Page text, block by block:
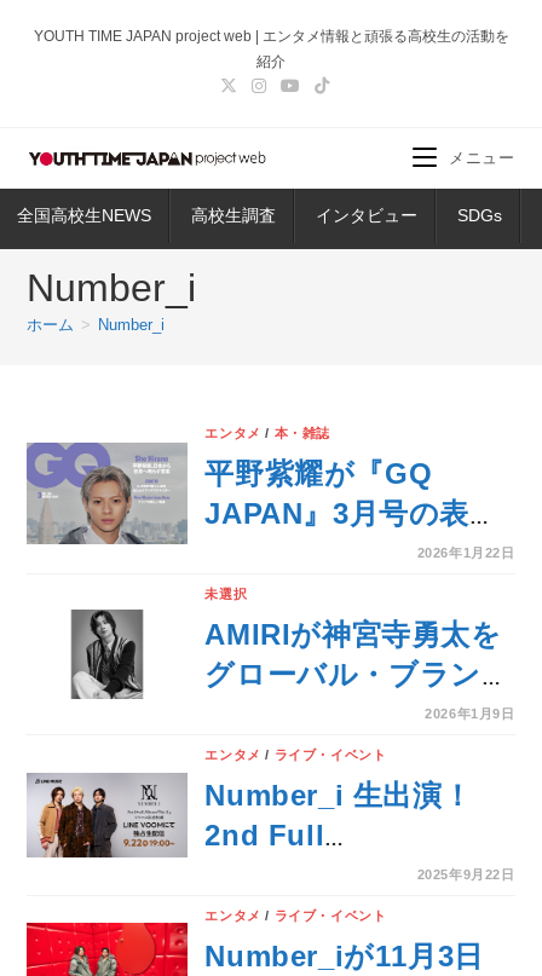
ス
ッ
YOUTH TIME JAPAN project web | エンタメ情報と頑張る高校生の活動を
紹介
全国高校生NEWS 高校生調査 インタビュー SDGs
メニュー
Number_i
ホーム > Number_i
エンタメ / 本・雑誌
平野紫耀が『GQ
JAPAN』3月号の表紙
2026年1月22日
未選択
AMIRIが神宮寺勇太を
グローバル・ブランド
アンバサダーに起用！
2026年1月9日
エンタメ / ライブ・イベント
Number_i 生出演！
2nd Full
Album『No.Ⅱ 』リリ
ース記念特番、本日9
月22日（月）1９時よ
2025年9月22日
エンタメ / ライブ・イベント
Number_iが11月3日